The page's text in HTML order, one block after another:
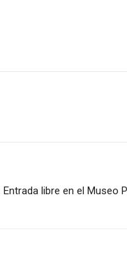
Entrada libre en el Museo